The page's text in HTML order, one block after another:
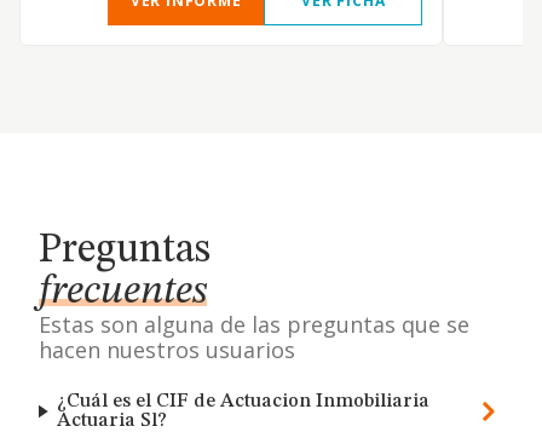
Preguntas
frecuentes
Estas son alguna de las preguntas que se
hacen nuestros usuarios
¿Cuál es el CIF de Actuacion Inmobiliaria
Actuaria Sl?